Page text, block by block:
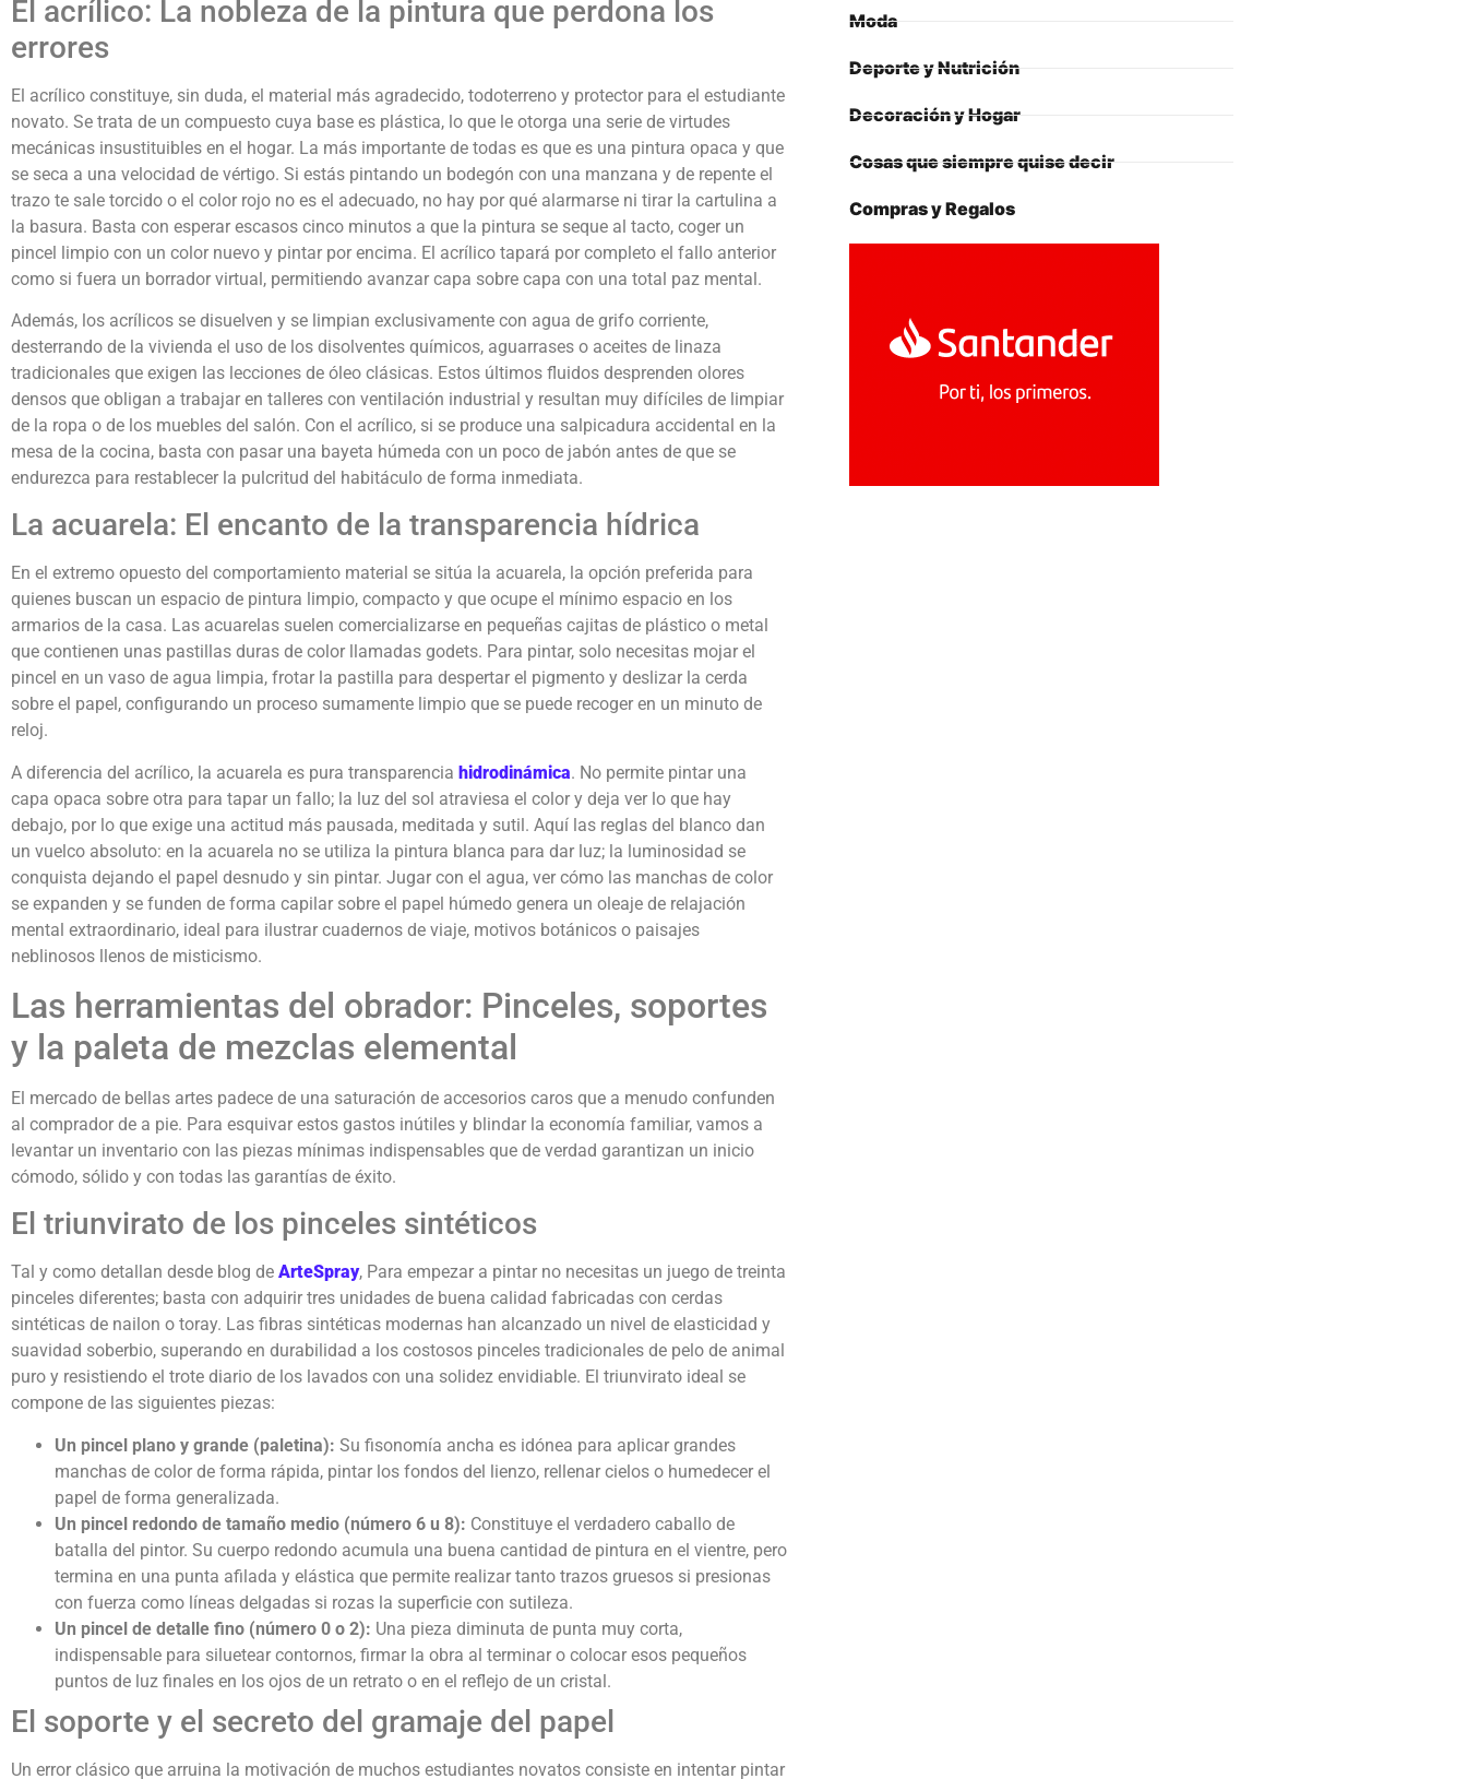
El acrílico: La nobleza de la pintura que perdona los
errores
El acrílico constituye, sin duda, el material más agradecido, todoterreno y protector para el estudiante
novato. Se trata de un compuesto cuya base es plástica, lo que le otorga una serie de virtudes
mecánicas insustituibles en el hogar. La más importante de todas es que es una pintura opaca y que
se seca a una velocidad de vértigo. Si estás pintando un bodegón con una manzana y de repente el
trazo te sale torcido o el color rojo no es el adecuado, no hay por qué alarmarse ni tirar la cartulina a
la basura. Basta con esperar escasos cinco minutos a que la pintura se seque al tacto, coger un
pincel limpio con un color nuevo y pintar por encima. El acrílico tapará por completo el fallo anterior
como si fuera un borrador virtual, permitiendo avanzar capa sobre capa con una total paz mental.
Además, los acrílicos se disuelven y se limpian exclusivamente con agua de grifo corriente,
desterrando de la vivienda el uso de los disolventes químicos, aguarrases o aceites de linaza
tradicionales que exigen las lecciones de óleo clásicas. Estos últimos fluidos desprenden olores
densos que obligan a trabajar en talleres con ventilación industrial y resultan muy difíciles de limpiar
de la ropa o de los muebles del salón. Con el acrílico, si se produce una salpicadura accidental en la
mesa de la cocina, basta con pasar una bayeta húmeda con un poco de jabón antes de que se
endurezca para restablecer la pulcritud del habitáculo de forma inmediata.
La acuarela: El encanto de la transparencia hídrica
En el extremo opuesto del comportamiento material se sitúa la acuarela, la opción preferida para
quienes buscan un espacio de pintura limpio, compacto y que ocupe el mínimo espacio en los
armarios de la casa. Las acuarelas suelen comercializarse en pequeñas cajitas de plástico o metal
que contienen unas pastillas duras de color llamadas godets. Para pintar, solo necesitas mojar el
pincel en un vaso de agua limpia, frotar la pastilla para despertar el pigmento y deslizar la cerda
sobre el papel, configurando un proceso sumamente limpio que se puede recoger en un minuto de
reloj.
A diferencia del acrílico, la acuarela es pura transparencia hidrodinámica. No permite pintar una
capa opaca sobre otra para tapar un fallo; la luz del sol atraviesa el color y deja ver lo que hay
debajo, por lo que exige una actitud más pausada, meditada y sutil. Aquí las reglas del blanco dan
un vuelco absoluto: en la acuarela no se utiliza la pintura blanca para dar luz; la luminosidad se
conquista dejando el papel desnudo y sin pintar. Jugar con el agua, ver cómo las manchas de color
se expanden y se funden de forma capilar sobre el papel húmedo genera un oleaje de relajación
mental extraordinario, ideal para ilustrar cuadernos de viaje, motivos botánicos o paisajes
neblinosos llenos de misticismo.
Las herramientas del obrador: Pinceles, soportes
y la paleta de mezclas elemental
El mercado de bellas artes padece de una saturación de accesorios caros que a menudo confunden
al comprador de a pie. Para esquivar estos gastos inútiles y blindar la economía familiar, vamos a
levantar un inventario con las piezas mínimas indispensables que de verdad garantizan un inicio
cómodo, sólido y con todas las garantías de éxito.
El triunvirato de los pinceles sintéticos
Tal y como detallan desde blog de ArteSpray, Para empezar a pintar no necesitas un juego de treinta
pinceles diferentes; basta con adquirir tres unidades de buena calidad fabricadas con cerdas
sintéticas de nailon o toray. Las fibras sintéticas modernas han alcanzado un nivel de elasticidad y
suavidad soberbio, superando en durabilidad a los costosos pinceles tradicionales de pelo de animal
puro y resistiendo el trote diario de los lavados con una solidez envidiable. El triunvirato ideal se
compone de las siguientes piezas:
Un pincel plano y grande (paletina): Su fisonomía ancha es idónea para aplicar grandes
manchas de color de forma rápida, pintar los fondos del lienzo, rellenar cielos o humedecer el
papel de forma generalizada.
Un pincel redondo de tamaño medio (número 6 u 8): Constituye el verdadero caballo de
batalla del pintor. Su cuerpo redondo acumula una buena cantidad de pintura en el vientre, pero
termina en una punta afilada y elástica que permite realizar tanto trazos gruesos si presionas
con fuerza como líneas delgadas si rozas la superficie con sutileza.
Un pincel de detalle fino (número 0 o 2): Una pieza diminuta de punta muy corta,
indispensable para siluetear contornos, firmar la obra al terminar o colocar esos pequeños
puntos de luz finales en los ojos de un retrato o en el reflejo de un cristal.
El soporte y el secreto del gramaje del papel
Un error clásico que arruina la motivación de muchos estudiantes novatos consiste en intentar pintar
Moda
Deporte y Nutrición
Decoración y Hogar
Cosas que siempre quise decir
Compras y Regalos